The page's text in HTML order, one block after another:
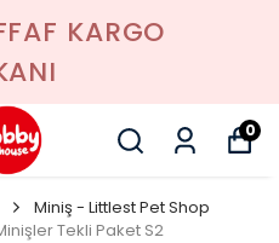
KARGO
0
Miniş - Littlest Pet Shop
Tekli Paket S2